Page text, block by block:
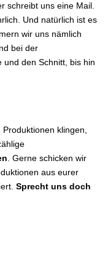
schreibt uns eine Mail.
Und natürlich ist es
wir uns nämlich
bei der
und den Schnitt, bis hin
klingen,
. Gerne schicken wir
aus eurer
Sprecht uns doch